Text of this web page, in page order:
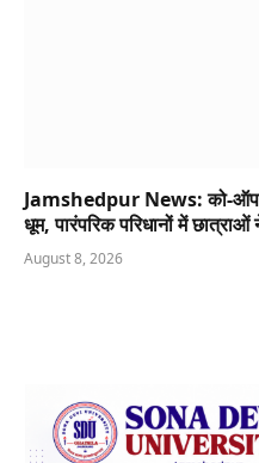
Jamshedpur News: को-
धूम, पारंपरिक परिधानों में
August 8, 2026